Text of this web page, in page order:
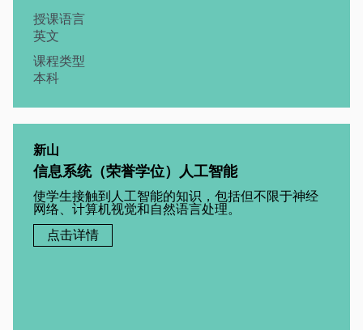
授课语言
英文
课程类型
本科
新山
信息系统（荣誉学位）人工智能
使学生接触到人工智能的知识，包括但不限于神经
网络、计算机视觉和自然语言处理。
点击详情